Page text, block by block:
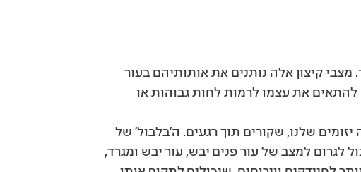
קיצון אלה נותנים את אותותיהם בעור
להתאים את עצמו לרמות לחות גבוהות או
שלנו, שקורים תוך רגעים. ה’בלבול’ של
למצב של עור פנים יבש, עור יבש ומגרד,